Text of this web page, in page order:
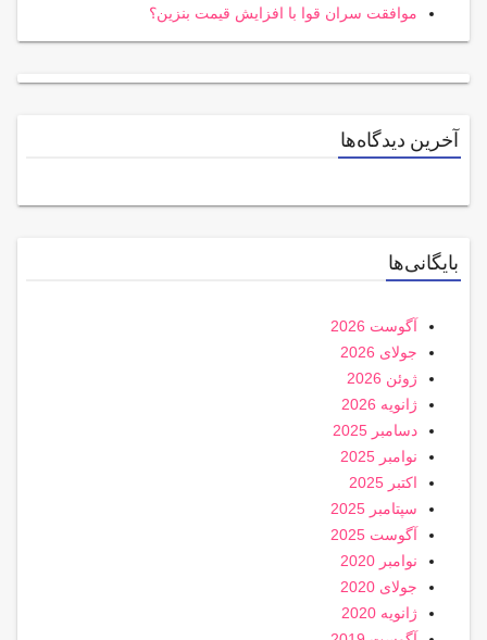
موافقت سران قوا با افزایش قیمت بنزین؟
آخرین دیدگاه‌ها
بایگانی‌ها
آگوست 2026
جولای 2026
ژوئن 2026
ژانویه 2026
دسامبر 2025
نوامبر 2025
اکتبر 2025
سپتامبر 2025
آگوست 2025
نوامبر 2020
جولای 2020
ژانویه 2020